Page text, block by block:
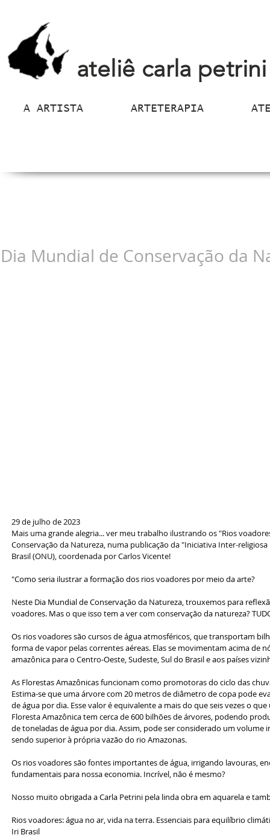
ateliê carla petrini
A ARTISTA ARTETERAPIA
Dia Mundial de Conservação da
29 de julho de 2023
Mais uma grande alegria... ver meu trabalho ilustrando os "Rios
Conservação da Natureza, numa publicação da "Iniciativa Inter-religiosa
Brasil (ONU), coordenada por Carlos Vicente!
"Como seria ilustrar a formação dos rios voadores por meio da arte?
Neste Dia Mundial de Conservação da Natureza, trouxemos para
voadores. Mas o que isso tem a ver com conservação da natureza?
Os rios voadores são cursos de água atmosféricos, que transportam
forma de vapor pelas correntes aéreas. Elas se movimentam acima de
amazônica para o Centro-Oeste, Sudeste, Sul do Brasil e aos países
As Florestas Amazônicas funcionam como promotoras do ciclo das
Estima-se que uma árvore com 20 metros de diâmetro de copa pode
de água por dia. Esse valor é equivalente a mais do que seis vezes o
Floresta Amazônica tem cerca de 600 bilhões de árvores, podendo
de toneladas de água por dia. Assim, pode ser considerado um
sendo superior à própria vazão do rio Amazonas.
Os rios voadores são fontes importantes de água, irrigando lavouras,
fundamentais para nossa economia. Incrível, não é mesmo?
Nosso muito obrigada a Carla Petrini pela linda obra em aquarela e
Rios voadores: água no ar, vida na terra. Essenciais para equilíbrio
Iri Brasil